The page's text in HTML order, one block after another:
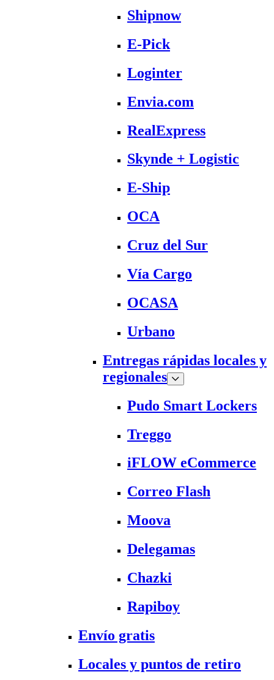
Shipnow
E-Pick
Loginter
Envia.com
RealExpress
Skynde + Logistic
E-Ship
OCA
Cruz del Sur
Vía Cargo
OCASA
Urbano
Entregas rápidas locales y
regionales
Pudo Smart Lockers
Treggo
iFLOW eCommerce
Correo Flash
Moova
Delegamas
Chazki
Rapiboy
Envío gratis
Locales y puntos de retiro